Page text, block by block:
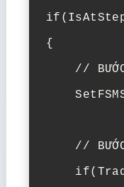
{
//
//